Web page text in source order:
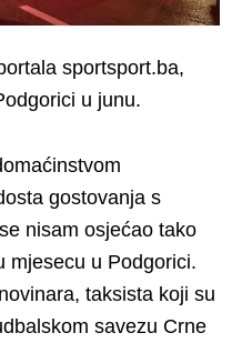
sportsport.ba,
u junu.
gostovanja s
nisam osjećao tako
mjesecu u Podgorici.
taksista koji su
savezu Crne